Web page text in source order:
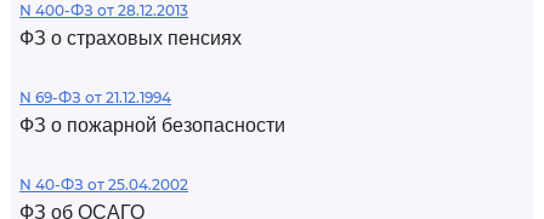
N 400-ФЗ от 28.12.2013
ФЗ о страховых пенсиях
N 69-ФЗ от 21.12.1994
ФЗ о пожарной безопасности
N 40-ФЗ от 25.04.2002
ФЗ об ОСАГО